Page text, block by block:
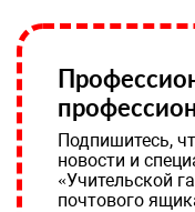
Подпишитесь,
новости и
«Учительской
почтового